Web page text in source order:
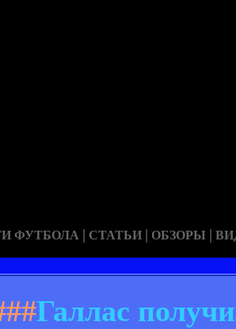
ФУТБОЛА | СТАТЬИ | ОБЗОРЫ |
Галлас